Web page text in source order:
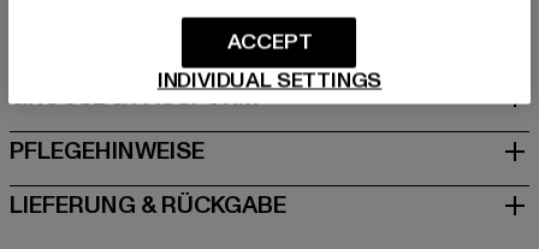
GRÖSSE & PASSFORM
PFLEGEHINWEISE
LIEFERUNG & RÜCKGABE
INDIVIDUAL SETTINGS
ACCEPT